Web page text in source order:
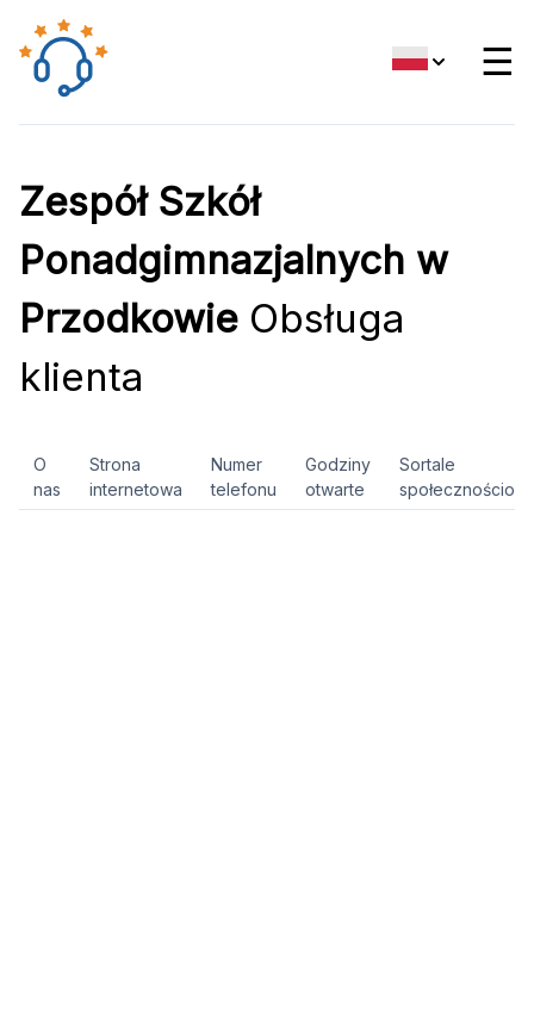
☰
Zespół Szkół
Ponadgimnazjalnych w
Przodkowie Obsługa
klienta
O
nas
Strona
internetowa
Numer
telefonu
Godziny
otwarte
Sortale